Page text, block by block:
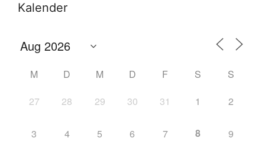
Kalender
M D M D F S
S
27
28 29 30 31 1 2
3 4 5 6 7 8 9